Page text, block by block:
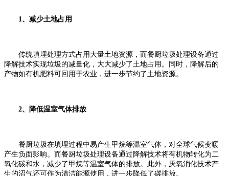
1、减少土地占用
传统填埋处理方式占用大量土地资源，而餐厨垃圾处理设备通过
降解技术实现垃圾的减量化，大大减少了土地占用。同时，降解后的
产物如有机肥料可回用于农业，进一步节约了土地资源。
2、降低温室气体排放
餐厨垃圾在填埋过程中易产生甲烷等温室气体，对全球气候变暖
产生负面影响。而餐厨垃圾处理设备通过降解技术将有机物转化为二
氧化碳和水，减少了甲烷等温室气体的排放。此外，厌氧消化技术产
生的沼气还可作为清洁能源使用，进一步降低了碳排放。